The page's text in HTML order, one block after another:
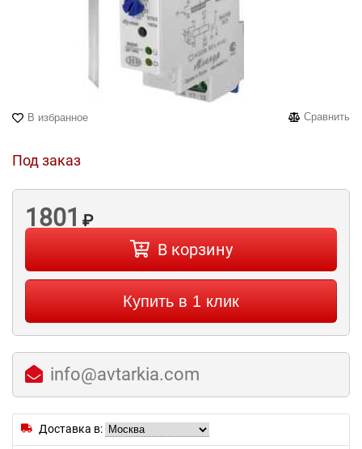
В избранное Сравнить
Под заказ
1801 ₽
В корзину
Купить в 1 клик
info@avtarkia.com
Доставка в: